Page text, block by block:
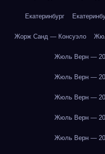
Екатеринбург
Жорж Санд — Консуэло
Жюль Верн — 20
Жюль Верн — 20
Жюль Верн — 20
Жюль Верн — 20
Жюль Верн — 20